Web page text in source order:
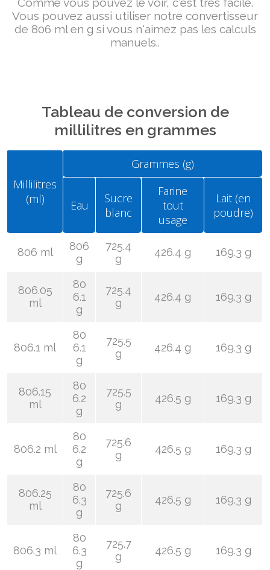
Vous pouvez aussi utiliser notre convertisseur
de 806 ml en g si vous n'aimez pas les calculs
manuels..
Tableau de conversion de
millilitres en grammes
Millilitres
(ml)
Grammes (g)
Eau
Sucre
blanc
Farine
tout
usage
Lait (en
poudre)
806 ml
806
g
725.4
g
426.4 g 169.3 g
806.05
ml
80
6.1
g
725.4
g
426.4 g 169.3 g
806.1 ml
80
6.1
g
725.5
g
426.4 g 169.3 g
806.15
ml
80
6.2
g
725.5
g
426.5 g 169.3 g
806.2 ml
80
6.2
g
725.6
g
426.5 g 169.3 g
806.25
ml
80
6.3
g
725.6
g
426.5 g 169.3 g
806.3 ml
80
6.3
g
725.7
g
426.5 g 169.3 g